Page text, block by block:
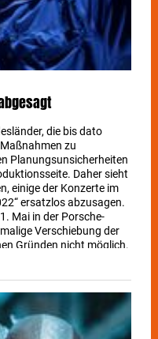
05.05. | Brian
Ragan (Official) | Im
Funk Legends | Im
aka Orgi69 aka
die bis dato
zu
Planungsunsicherheiten
Daher sieht
einige der Konzerte im
ersatzlos abzusagen.
Mai in der Porsche-
Verschiebung der
Gründen nicht möglich.